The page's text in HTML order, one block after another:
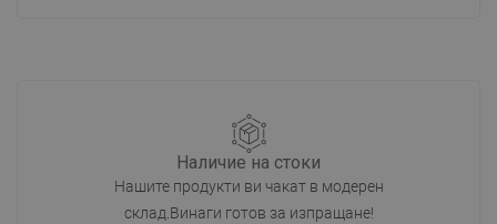
Наличие на стоки
Нашите продукти ви чакат в модерен
склад.Винаги готов за изпращане!